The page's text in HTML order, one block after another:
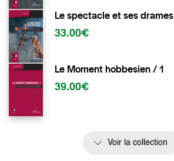
Le spectacle et ses drames
33.00€
Le Moment hobbesien / 1
39.00€
Voir la collection